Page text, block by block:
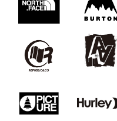
スタッフスナップ
中古/アウトレット サー
中古/アウトレット スノ